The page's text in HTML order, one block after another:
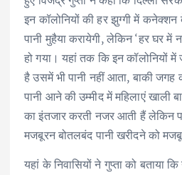
इन कॉलोनियों की हर झुग्गी में
पानी मुहैया करायेगी, लेकिन ‘हर घर में
हो गया। यहां तक कि इन कॉलोनियों
है उसमें भी पानी नहीं आता, बाकी जगह
पानी आने की उम्मीद में महिलाएं खाली
का इंतजार करती नजर आती हैं लेकिन
मजबूरन बोतलबंद पानी खरीदने को
यहां के निवासियों ने गुप्ता को बताया